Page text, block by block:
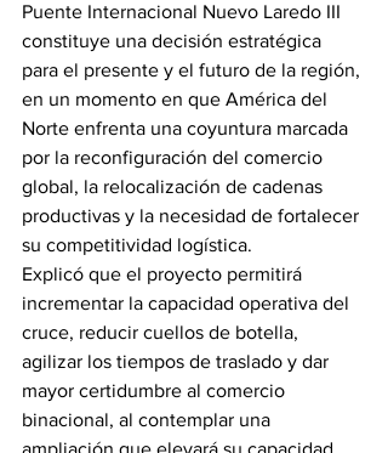
Puente Internacional Nuevo Laredo III
constituye una decisión estratégica
para el presente y el futuro de la región,
en un momento en que América del
Norte enfrenta una coyuntura marcada
por la reconfiguración del comercio
global, la relocalización de cadenas
productivas y la necesidad de fortalecer
su competitividad logística.
Explicó que el proyecto permitirá
incrementar la capacidad operativa del
cruce, reducir cuellos de botella,
agilizar los tiempos de traslado y dar
mayor certidumbre al comercio
binacional, al contemplar una